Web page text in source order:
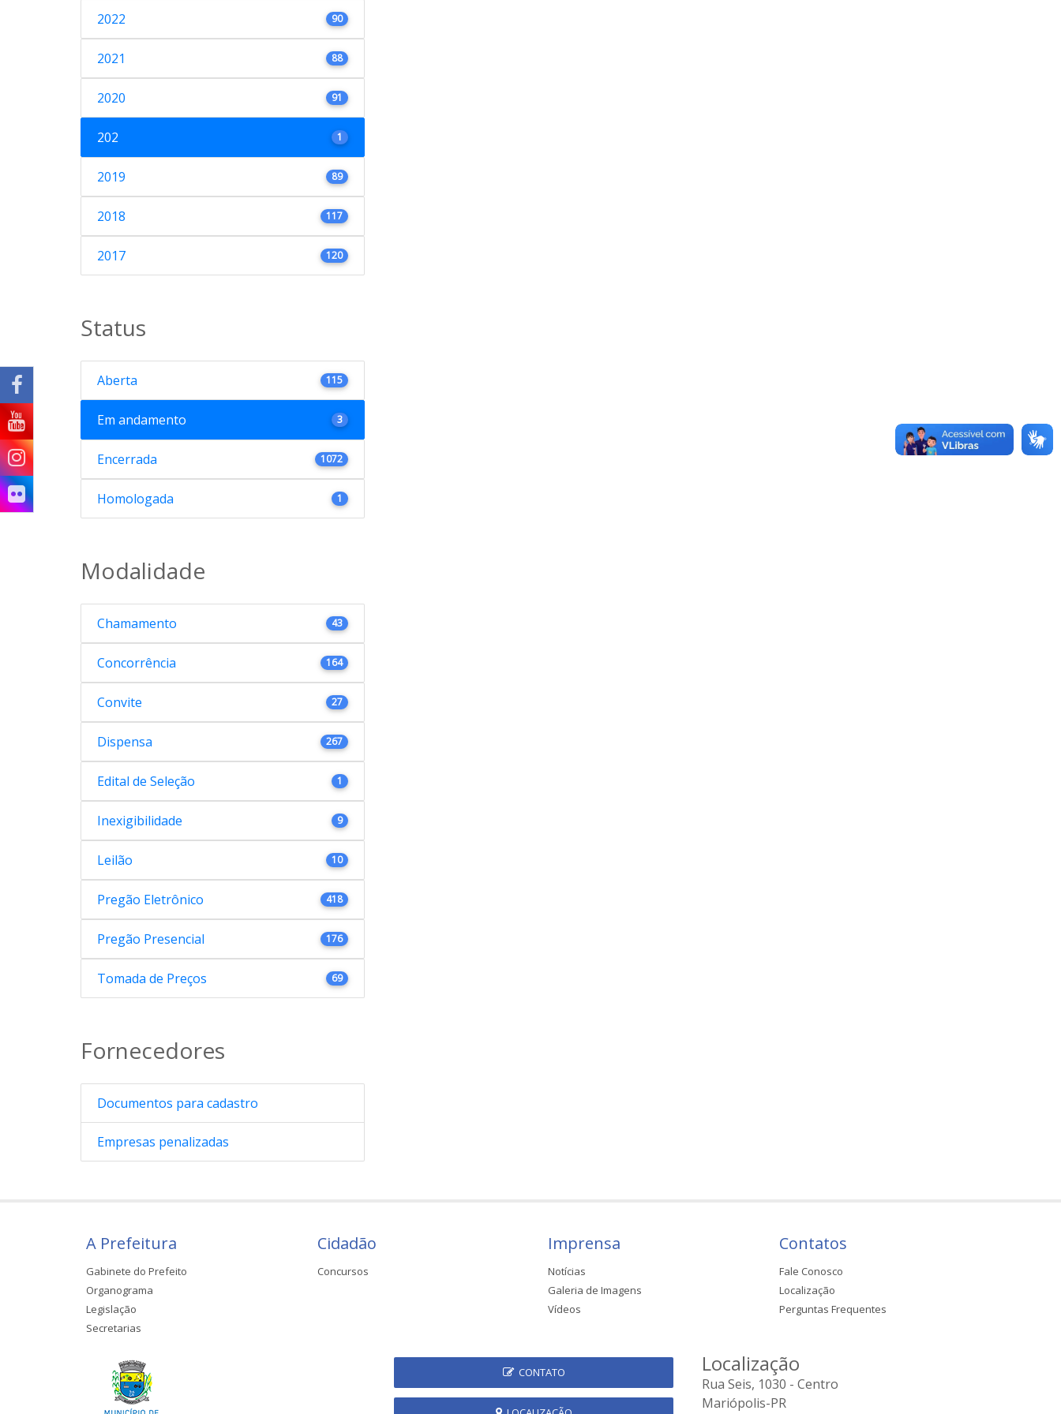
2022 90
2021 88
2020 91
202 1
2019 89
2018 117
2017 120
Status
Aberta 115
Em andamento 3
Encerrada 1072
Homologada 1
Modalidade
Chamamento 43
Concorrência 164
Convite 27
Dispensa 267
Edital de Seleção 1
Inexigibilidade 9
Leilão 10
Pregão Eletrônico 418
Pregão Presencial 176
Tomada de Preços 69
Fornecedores
Documentos para cadastro
Empresas penalizadas
A Prefeitura
Gabinete do Prefeito
Organograma
Legislação
Secretarias
Cidadão
Concursos
Imprensa
Notícias
Galeria de Imagens
Vídeos
Contatos
Fale Conosco
Localização
Perguntas Frequentes
CONTATO Localização
Rua Seis, 1030 - Centro
Mariópolis-PR